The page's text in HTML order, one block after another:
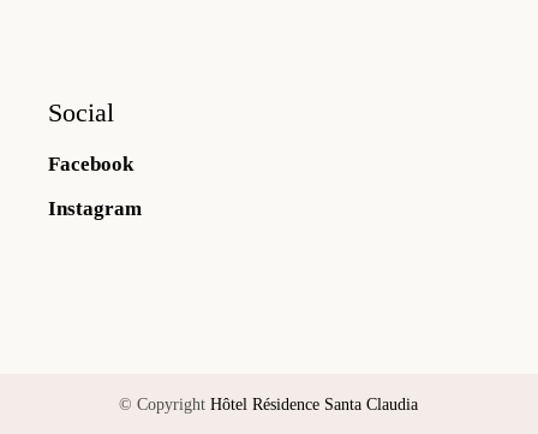
Social
Facebook
Instagram
© CopyrightHôtel Résidence Santa Claudia